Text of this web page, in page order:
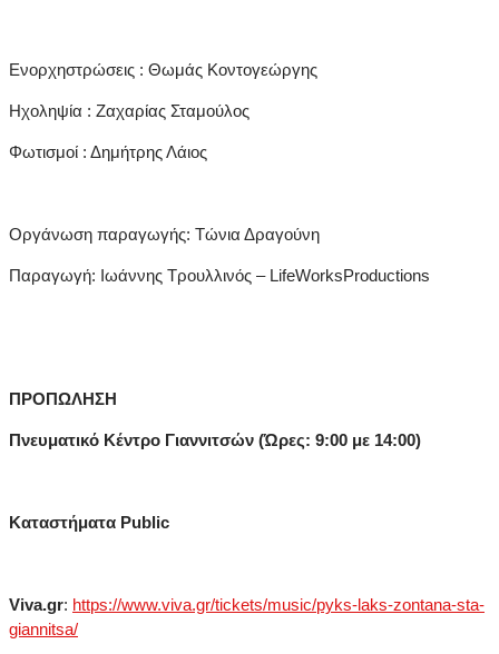
Ενορχηστρώσεις : Θωμάς Κοντογεώργης
Ηχοληψία : Zαχαρίας Σταμούλος
Φωτισμοί : Δημήτρης Λάιος
Οργάνωση παραγωγής: Tώνια Δραγούνη
Παραγωγή: Ιωάννης Τρουλλινός – LifeWorksProductions
ΠΡΟΠΩΛΗΣΗ
Πνευματικό Κέντρο Γιαννιτσών (Ώρες: 9:00 με 14:00)
Καταστήματα Public
Viva.gr: https://www.viva.gr/tickets/music/pyks-laks-zontana-sta-
giannitsa/